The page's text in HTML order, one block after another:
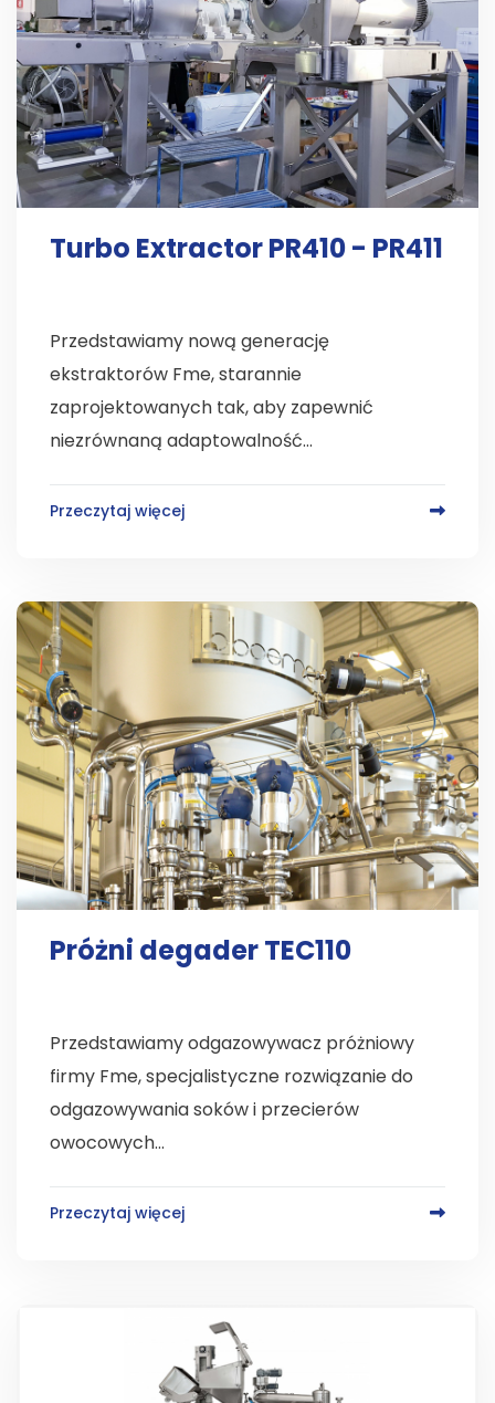
Turbo Extractor PR410 - PR411
Przedstawiamy nową generację
ekstraktorów Fme, starannie
zaprojektowanych tak, aby zapewnić
niezrównaną adaptowalność...
Przeczytaj więcej
Próżni degader TEC110
Przedstawiamy odgazowywacz próżniowy
firmy Fme, specjalistyczne rozwiązanie do
odgazowywania soków i przecierów
owocowych...
Przeczytaj więcej